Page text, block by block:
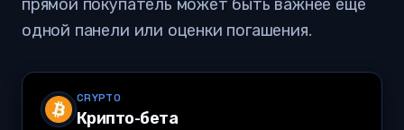
одной панели или оценки погашения.
CRYPTO
Крипто-бета